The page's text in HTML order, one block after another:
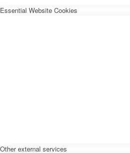
Essential Website Cookies
Other external services